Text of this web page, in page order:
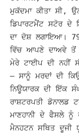
ਮੁਕੱਦਮਾ ਕੀਤਾ ਸੀ,
ਡਿਪਾਰਟਮੈਂਟ ਸਟੋਰ ਦੇ
ਦਾ ਦੋਸ਼ ਲਗਾਇਆ।
ਵਿੱਚ ਆਪਣੇ ਦਾਅਵੇ ਤੋਂ
ਮੇਰੇ ਟਾਈਪ ਦੀ ਨਹੀਂ
– ਸਾਨੂੰ ਮਰਦਾਂ ਦੀ
ਨਿਊਯਾਰਕ ਦੀ ਇੱਕ
ਰਾਸ਼ਟਰਪਤੀ ਡੋਨਾਲਡ
ਮਾਣਹਾਨੀ ਦੇ ਫੈਸਲੇ
ਮੈਨਹਟਨ ਸਥਿਤ